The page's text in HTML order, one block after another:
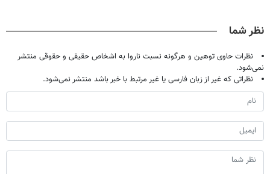
نظر شما
نظرات حاوی توهین و هرگونه نسبت ناروا به اشخاص حقیقی و حقوقی منتشر
نمی‌شود.
نظراتی که غیر از زبان فارسی یا غیر مرتبط با خبر باشد منتشر نمی‌شود.